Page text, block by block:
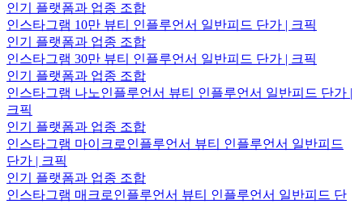
인기 플랫폼과 업종 조합
인스타그램 10만 뷰티 인플루언서 일반피드 단가 | 크픽
인기 플랫폼과 업종 조합
인스타그램 30만 뷰티 인플루언서 일반피드 단가 | 크픽
인기 플랫폼과 업종 조합
인스타그램 나노인플루언서 뷰티 인플루언서 일반피드 단가 |
크픽
인기 플랫폼과 업종 조합
인스타그램 마이크로인플루언서 뷰티 인플루언서 일반피드
단가 | 크픽
인기 플랫폼과 업종 조합
인스타그램 매크로인플루언서 뷰티 인플루언서 일반피드 단